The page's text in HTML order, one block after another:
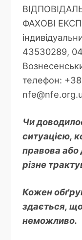
ФАХОВІ
43530289,
телефон:
Чи
ситуацією,
правова або
різне
Кожен
здається,
неможливо.